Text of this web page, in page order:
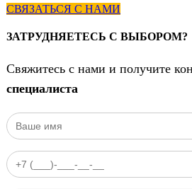
СВЯЗАТЬСЯ С НАМИ
ЗАТРУДНЯЕТЕСЬ С ВЫБОРОМ?
Свяжитесь с нами и получите
специалиста